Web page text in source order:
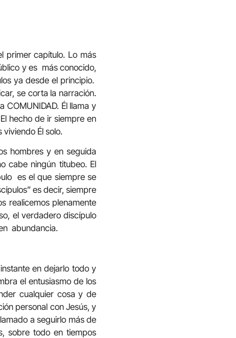
primer capítulo. Lo más
y es más conocido,
ya desde el principio.
se corta la narración.
Él llama y
hecho de ir siempre en
Él solo.
hombres y en seguida
cabe ningún titubeo. El
es el que siempre se
es decir, siempre
realicemos plenamente
el verdadero discípulo
abundancia.
en dejarlo todo y
el entusiasmo de los
cualquier cosa y de
personal con Jesús, y
a seguirlo más de
sobre todo en tiempos